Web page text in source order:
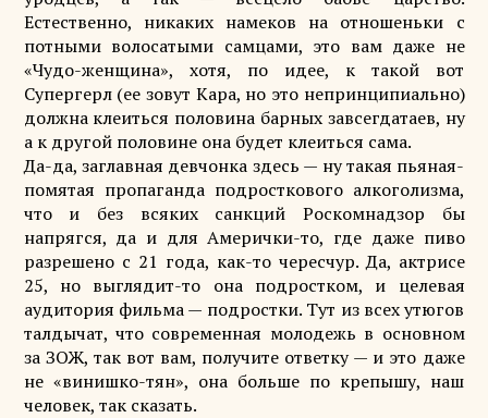
Естественно, никаких намеков на отношеньки с
потными волосатыми самцами, это вам даже не
«Чудо-женщина», хотя, по идее, к такой вот
Супергерл (ее зовут Кара, но это непринципиально)
должна клеиться половина барных завсегдатаев, ну
а к другой половине она будет клеиться сама.
Да-да, заглавная девчонка здесь — ну такая пьяная-
помятая пропаганда подросткового алкоголизма,
что и без всяких санкций Роскомнадзор бы
напрягся, да и для Амерички-то, где даже пиво
разрешено с 21 года, как-то чересчур. Да, актрисе
25, но выглядит-то она подростком, и целевая
аудитория фильма — подростки. Тут из всех утюгов
талдычат, что современная молодежь в основном
за ЗОЖ, так вот вам, получите ответку — и это даже
не «винишко-тян», она больше по крепышу, наш
человек, так сказать.